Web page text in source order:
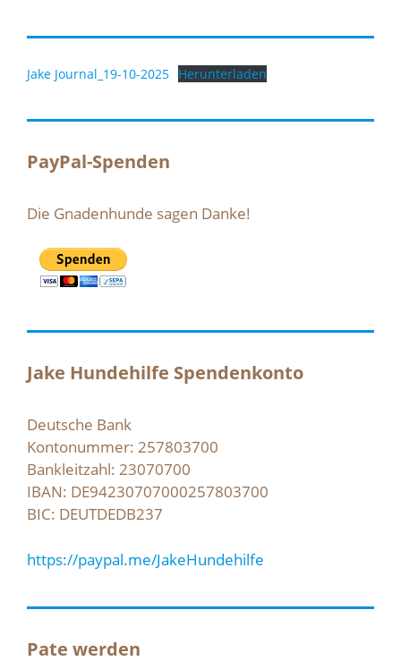
Jake Journal_19-10-2025 Herunterladen
PayPal-Spenden
Die Gnadenhunde sagen Danke!
Jake Hundehilfe Spendenkonto
Deutsche Bank
Kontonummer: 257803700
Bankleitzahl: 23070700
IBAN: DE94230707000257803700
BIC: DEUTDEDB237
https://paypal.me/JakeHundehilfe
Pate werden